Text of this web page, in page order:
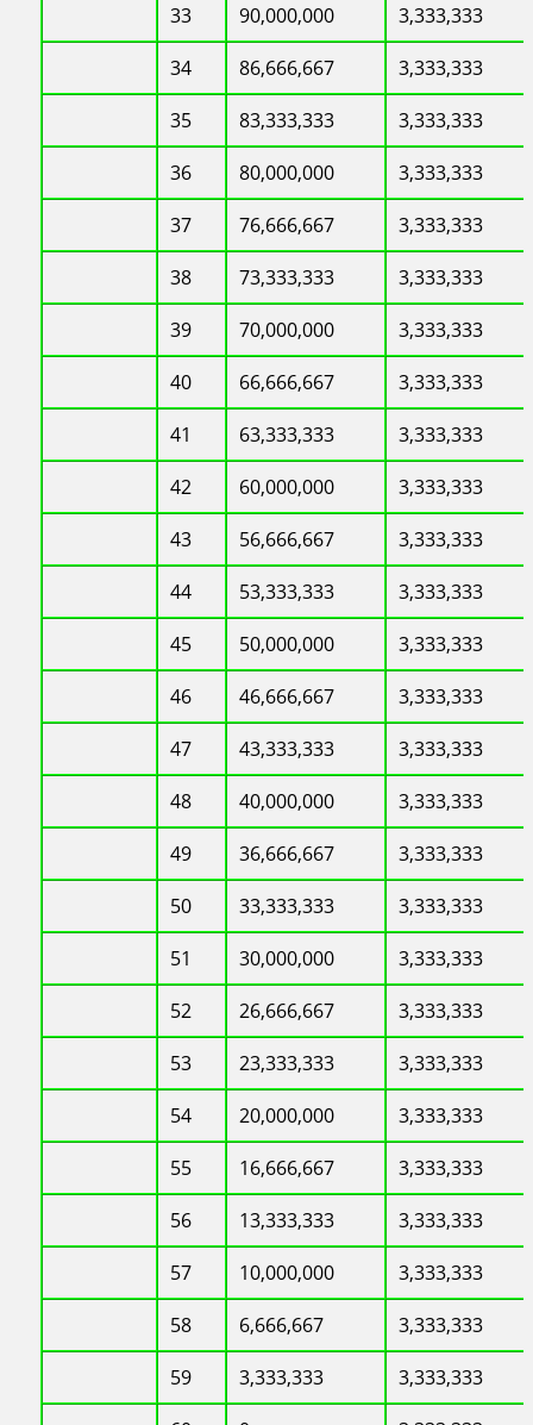
33
90,000,000
3,333,333
34
86,666,667
3,333,333
35
83,333,333
3,333,333
36
80,000,000
3,333,333
37
76,666,667
3,333,333
38
73,333,333
3,333,333
39
70,000,000
3,333,333
40
66,666,667
3,333,333
41
63,333,333
3,333,333
42
60,000,000
3,333,333
43
56,666,667
3,333,333
44
53,333,333
3,333,333
45
50,000,000
3,333,333
46
46,666,667
3,333,333
47
43,333,333
3,333,333
48
40,000,000
3,333,333
49
36,666,667
3,333,333
50
33,333,333
3,333,333
51
30,000,000
3,333,333
52
26,666,667
3,333,333
53
23,333,333
3,333,333
54
20,000,000
3,333,333
55
16,666,667
3,333,333
56
13,333,333
3,333,333
57
10,000,000
3,333,333
58
6,666,667
3,333,333
59
3,333,333
3,333,333